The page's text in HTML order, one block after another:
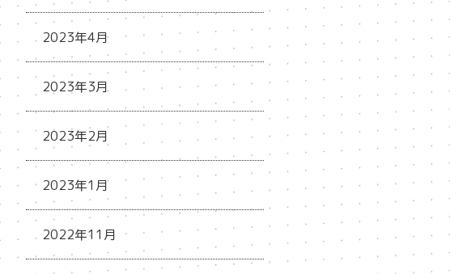
2023年4月
2023年3月
2023年2月
2023年1月
2022年11月